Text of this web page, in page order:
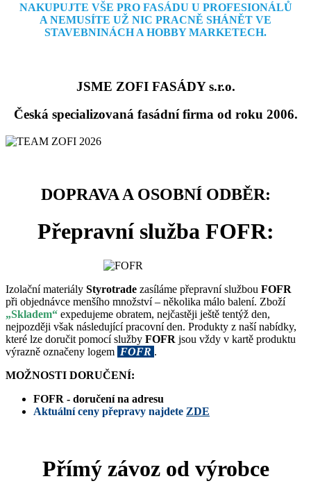
NAKUPUJTE VŠE PRO FASÁDU U PROFESIONÁLŮ
A NEMUSÍTE UŽ NIC PRACNĚ SHÁNĚT VE
STAVEBNINÁCH A HOBBY MARKETECH.
JSME ZOFI FASÁDY s.r.o.
Česká specializovaná fasádní firma od roku 2006.
DOPRAVA A OSOBNÍ ODBĚR:
Přepravní služba FOFR:
Izolační materiály Styrotrade zasíláme přepravní službou FOFR
při objednávce menšího množství – několika málo balení. Zboží
„Skladem“ expedujeme obratem, nejčastěji ještě tentýž den,
nejpozději však následující pracovní den. Produkty z naší nabídky,
které lze doručit pomocí služby FOFR jsou vždy v kartě produktu
výrazně označeny logem FOFR .
MOŽNOSTI DORUČENÍ:
FOFR - doručení na adresu
Aktuální ceny přepravy najdete ZDE
Přímý závoz od výrobce